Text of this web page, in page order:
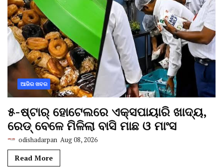
ଆଜିର ଖବର
୫-ଷ୍ଟାର୍ ହୋଟେଲରେ ଏକ୍ସପାୟାରି ଖାଦ୍ୟ,
ରେଡ୍ ବେଳେ ମିଳିଲା ବାସି ମାଛ ଓ ମାଂସ
odishadarpan Aug 08, 2026
Read More